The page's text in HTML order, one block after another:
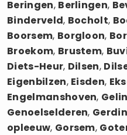
Beringen, Berlingen,
Binderveld, Bocholt,
Boorsem, Borgloon,
Broekom, Brustem,
Diets-Heur, Dilsen,
Eigenbilzen, Eisden,
Engelmanshoven,
Genoelselderen,
opleeuw, Gorsem,